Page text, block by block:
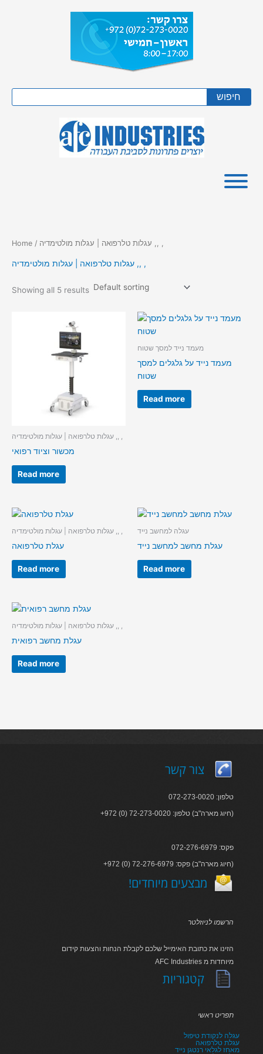
חיפוש
Home
עגלות טלרפואה | עגלות מולטימדיה ,, ,
Showing all 5 results
עגלות טלרפואה | עגלות מולטימדיה ,, ,
מכשור וציוד רפואי
Read more
מעמד נייד למסך שטוח
מעמד נייד על גלגלים למסך
שטוח
Read more
עגלות טלרפואה | עגלות מולטימדיה ,, ,
עגלת טלרפואה
Read more
עגלה למחשב נייד
עגלת מחשב למחשב נייד
Read more
עגלות טלרפואה | עגלות מולטימדיה ,, ,
עגלת מחשב רפואית
Read more
צור קשר
טלפון: 072-273-0020
+972 (0) 72-273-0020 :חיוג מארה"ב) טלפון)
פקס: 072-276-6979
+972 (0) 72-276-6979 :חיוג מארה"ב) פקס)
!מבצעים מיוחדים
הרשמו לניוזלטר
הזינו את כתובת האימייל שלכם לקבלת הנחות והצעות קידום
AFC Industries מיוחדות מ
קטגוריות
תפריט ראשי
עגלה לנקודת טיפול
עגלת טלרפואה
מאחז לגלאי רנטגן נייד